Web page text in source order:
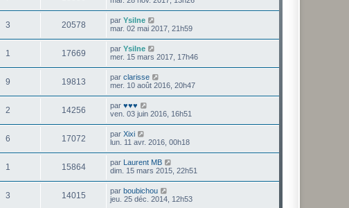
3 20578 par Ysilne
mar. 02 mai 2017, 21h59
1 17669 par Ysilne
mer. 15 mars 2017, 17h46
9 19813 par clarisse
mer. 10 août 2016, 20h47
2 14256 par ♥♥♥
ven. 03 juin 2016, 16h51
6 17072 par Xixi
lun. 11 avr. 2016, 00h18
1 15864 par Laurent MB
dim. 15 mars 2015, 22h51
3 14015 par boubichou
jeu. 25 déc. 2014, 12h53